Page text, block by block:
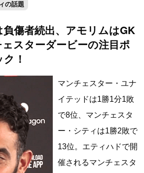
の話題
傷者続出、アモリムはGK
スターダービーの注目ポ
！
マンチェスター・ユナ
イテッドは1勝1分1敗
で8位、マンチェスタ
ー・シティは1勝2敗で
13位。エティハドで開
催されるマンチェスタ